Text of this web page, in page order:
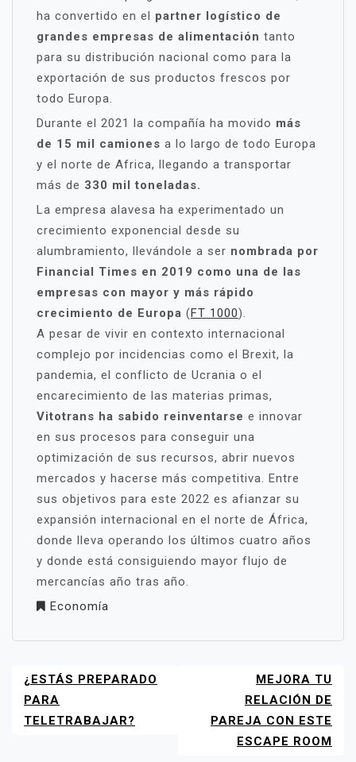
ha convertido en el partner logístico de
grandes empresas de alimentación tanto
para su distribución nacional como para la
exportación de sus productos frescos por
todo Europa.
Durante el 2021 la compañía ha movido más
de 15 mil camiones a lo largo de todo Europa
y el norte de Africa, llegando a transportar
más de 330 mil toneladas.
La empresa alavesa ha experimentado un
crecimiento exponencial desde su
alumbramiento, llevándole a ser nombrada por
Financial Times en 2019 como una de las
empresas con mayor y más rápido
crecimiento de Europa (FT 1000).
A pesar de vivir en contexto internacional
complejo por incidencias como el Brexit, la
pandemia, el conflicto de Ucrania o el
encarecimiento de las materias primas,
Vitotrans ha sabido reinventarse e innovar
en sus procesos para conseguir una
optimización de sus recursos, abrir nuevos
mercados y hacerse más competitiva. Entre
sus objetivos para este 2022 es afianzar su
expansión internacional en el norte de África,
donde lleva operando los últimos cuatro años
y donde está consiguiendo mayor flujo de
mercancías año tras año.
Economía
NAVEGACIÓN
DE
ENTRADAS
¿ESTÁS PREPARADO
PARA
TELETRABAJAR?
MEJORA TU
RELACIÓN DE
PAREJA CON ESTE
ESCAPE ROOM